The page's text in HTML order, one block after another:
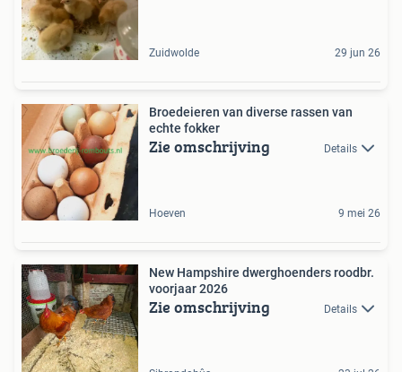
Zuidwolde 29 jun 26
Broedeieren van diverse rassen van
echte fokker
Zie omschrijving Details
Hoeven 9 mei 26
New Hampshire dwerghoenders roodbr.
voorjaar 2026
Zie omschrijving Details